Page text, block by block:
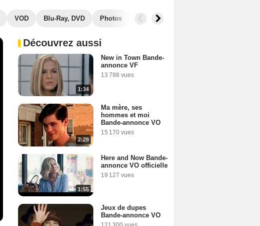
VOD Blu-Ray, DVD Photos Secrets de tournage
Découvrez aussi
1:34
New in Town Bande-
annonce VF
13 798 vues
2:29
Ma mère, ses
hommes et moi
Bande-annonce VO
15 170 vues
1:55
Here and Now Bande-
annonce VO officielle
19 127 vues
Jeux de dupes
Bande-annonce VO